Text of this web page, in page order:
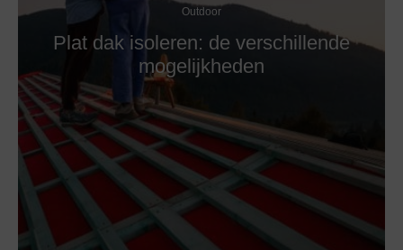
Outdoor
Plat dak isoleren: de verschillende
mogelijkheden